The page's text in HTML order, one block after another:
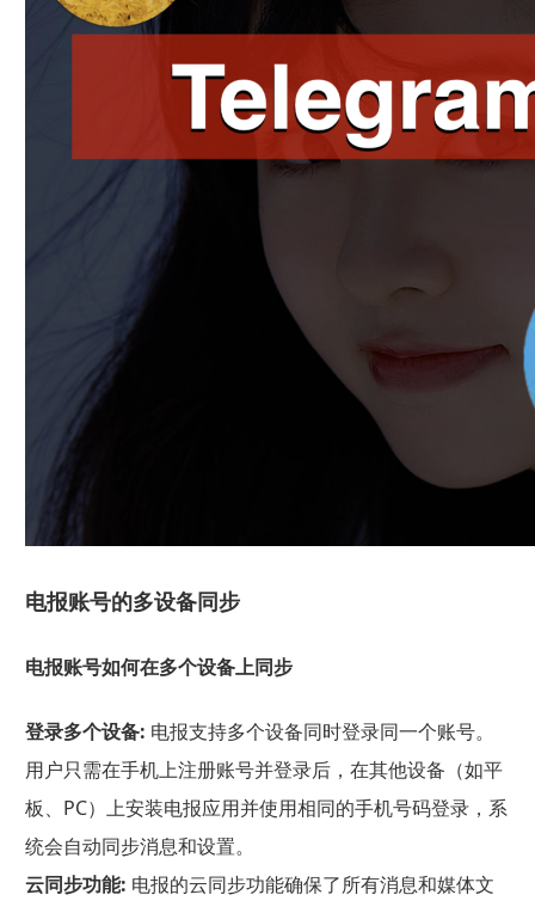
电报账号的多设备同步
电报账号如何在多个设备上同步
登录多个设备: 电报支持多个设备同时登录同一个账号。
用户只需在手机上注册账号并登录后，在其他设备（如平
板、PC）上安装电报应用并使用相同的手机号码登录，系
统会自动同步消息和设置。
云同步功能: 电报的云同步功能确保了所有消息和媒体文